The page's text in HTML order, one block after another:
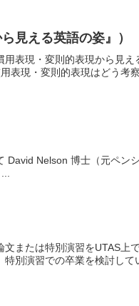
見える英語の姿』）
表現・変則的表現から見
表現・変則的表現はどう考
Nelson 博士（元ペン
または特別演習をUTAS上
別演習での卒業を検討し